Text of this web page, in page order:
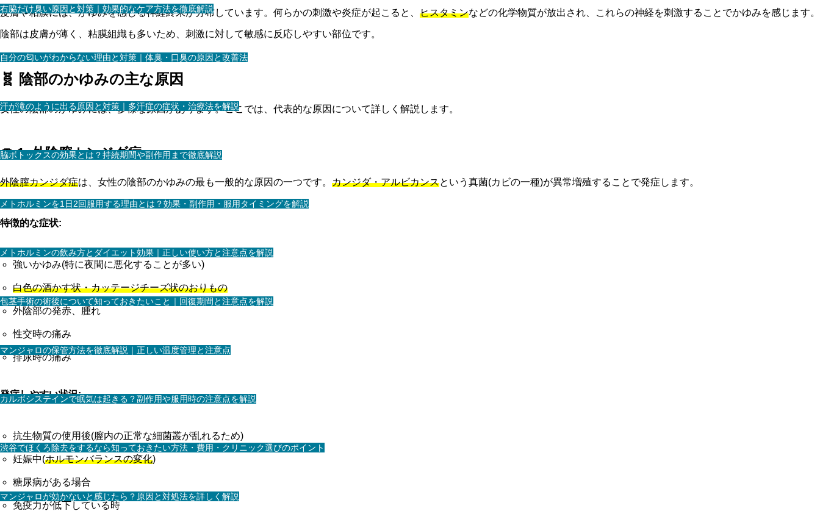
右脇だけ臭い原因と対策｜効果的なケア方法を徹底解説
自分の匂いがわからない理由と対策｜体臭・口臭の原因と改善法
汗が滝のように出る原因と対策｜多汗症の症状・治療法を解説
脇ボトックスの効果とは？持続期間や副作用まで徹底解説
メトホルミンを1日2回服用する理由とは？効果・副作用・服用タイミングを解説
メトホルミンの飲み方とダイエット効果｜正しい使い方と注意点を解説
包茎手術の術後について知っておきたいこと｜回復期間と注意点を解説
マンジャロの保管方法を徹底解説｜正しい温度管理と注意点
カルボシステインで眠気は起きる？副作用や服用時の注意点を解説
渋谷でほくろ除去をするなら知っておきたい方法・費用・クリニック選びのポイント
マンジャロが効かないと感じたら？原因と対処法を詳しく解説
皮膚や粘膜には、かゆみを感じる神経終末が分布しています。何らかの刺激や炎症が起こると、 ヒスタミンなどの化学物質が放出され、これらの神経を刺激することでかゆみを感じます。
陰部は皮膚が薄く、粘膜組織も多いため、刺激に対して敏感に反応しやすい部位です。
🧬 陰部のかゆみの主な原因
女性の陰部のかゆみには、多様な原因があります。ここでは、代表的な原因について詳しく解説します。
🍄 1. 外陰膣カンジダ症
外陰膣カンジダ症は、女性の陰部のかゆみの最も一般的な原因の一つです。 カンジダ・アルビカンスという真菌(カビの一種)が異常増殖することで発症します。
特徴的な症状:
強いかゆみ(特に夜間に悪化することが多い)
白色の酒かす状・カッテージチーズ状のおりもの
外陰部の発赤、腫れ
性交時の痛み
排尿時の痛み
発症しやすい状況:
抗生物質の使用後(膣内の正常な細菌叢が乱れるため)
妊娠中(ホルモンバランスの変化)
糖尿病がある場合
免疫力が低下している時